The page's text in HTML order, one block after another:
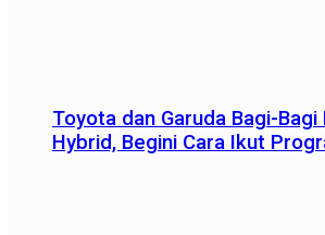
Toyota dan Garuda Bagi-Bagi
Hybrid, Begini Cara Ikut